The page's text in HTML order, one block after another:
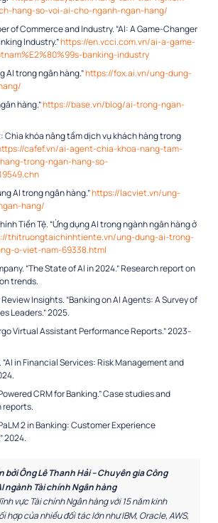
hang-so-voi-ai-cho-nganh-ngan-hang/
of Commerce and Industry. “AI: A Game-Changer
Industry.”https://en.vcci.com.vn/ai-a-game-
banking-industry
AI trong ngân hàng.”https://fox.ai.vn/ung-dung-
hàng.”https://base.vn/blog/ai-trong-ngan-
Chìa khóa nâng tầm dịch vụ khách hàng trong
cafef.vn/ai-agent-chia-khoa-nang-tam-
trong-ngan-hang-so-
AI trong ngân hàng.”https://lacviet.vn/ung-
hang/
Tiền Tệ. “Ứng dụng AI trong ngành ngân hàng ở
thitruongtaichinhtiente.vn/ung-dung-ai-trong-
o-viet-nam-69338.html
“The State of AI in 2024.” Research report on
trends.
Insights. “Banking on AI Agents: A Survey of
Leaders.” 2025.
Virtual Assistant Performance Reports.” 2023-
“AI in Financial Services: Risk Management and
CRM for Banking.” Case studies and
reports.
2 in Banking: Customer Experience
2024.
bởi ÔngLê Thanh Hải –Chuyên gia Công
ngành Tài chính Ngân hàng
vực Tài chính Ngân hàng với 15 năm kinh
hợp của nhiều đối tác lớn như IBM, Oracle, AWS,